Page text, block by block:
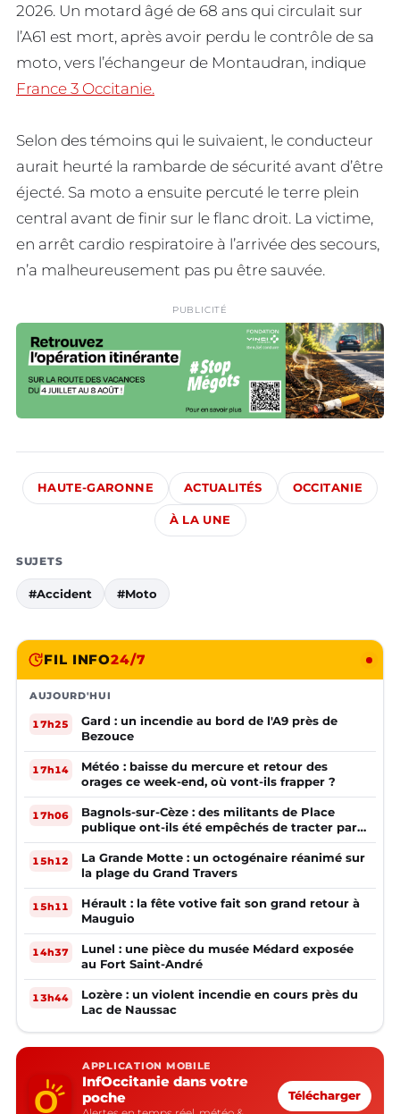
2026. Un motard âgé de 68 ans qui circulait sur
l’A61 est mort, après avoir perdu le contrôle de sa
moto, vers l’échangeur de Montaudran, indique
France 3 Occitanie.
Selon des témoins qui le suivaient, le conducteur
aurait heurté la rambarde de sécurité avant d’être
éjecté. Sa moto a ensuite percuté le terre plein
central avant de finir sur le flanc droit. La victime,
en arrêt cardio respiratoire à l’arrivée des secours,
n’a malheureusement pas pu être sauvée.
PUBLICITÉ
HAUTE-GARONNE ACTUALITÉS OCCITANIE
À LA UNE
SUJETS
#Accident #Moto
FIL INFO24/7
AUJOURD'HUI
17h25
Gard : un incendie au bord de l'A9 près de
Bezouce
17h14
Météo : baisse du mercure et retour des
orages ce week-end, où vont-ils frapper ?
17h06
Bagnols-sur-Cèze : des militants de Place
publique ont-ils été empêchés de tracter par
la mairie ?
15h12
La Grande Motte : un octogénaire réanimé sur
la plage du Grand Travers
15h11
Hérault : la fête votive fait son grand retour à
Mauguio
14h37
Lunel : une pièce du musée Médard exposée
au Fort Saint-André
13h44
Lozère : un violent incendie en cours près du
Lac de Naussac
APPLICATION MOBILE
InfOccitanie dans votre
poche
Télécharger